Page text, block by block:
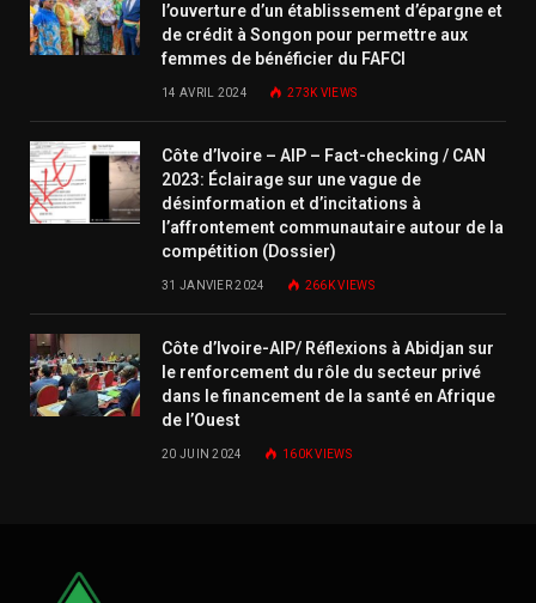
l’ouverture d’un établissement d’épargne et
de crédit à Songon pour permettre aux
femmes de bénéficier du FAFCI
14 AVRIL 2024 273KVIEWS
Côte d’Ivoire – AIP – Fact-checking / CAN
2023: Éclairage sur une vague de
désinformation et d’incitations à
l’affrontement communautaire autour de la
compétition (Dossier)
31 JANVIER 2024 266KVIEWS
Côte d’Ivoire-AIP/ Réflexions à Abidjan sur
le renforcement du rôle du secteur privé
dans le financement de la santé en Afrique
de l’Ouest
20 JUIN 2024 160KVIEWS